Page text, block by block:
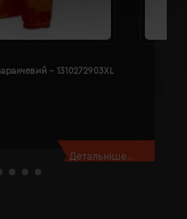
- 1310272903XL
Детальніше...